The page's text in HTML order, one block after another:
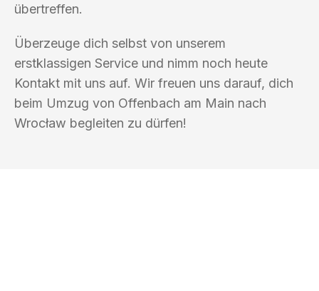
übertreffen.
Überzeuge dich selbst von unserem
erstklassigen Service und nimm noch heute
Kontakt mit uns auf. Wir freuen uns darauf, dich
beim Umzug von Offenbach am Main nach
Wrocław begleiten zu dürfen!